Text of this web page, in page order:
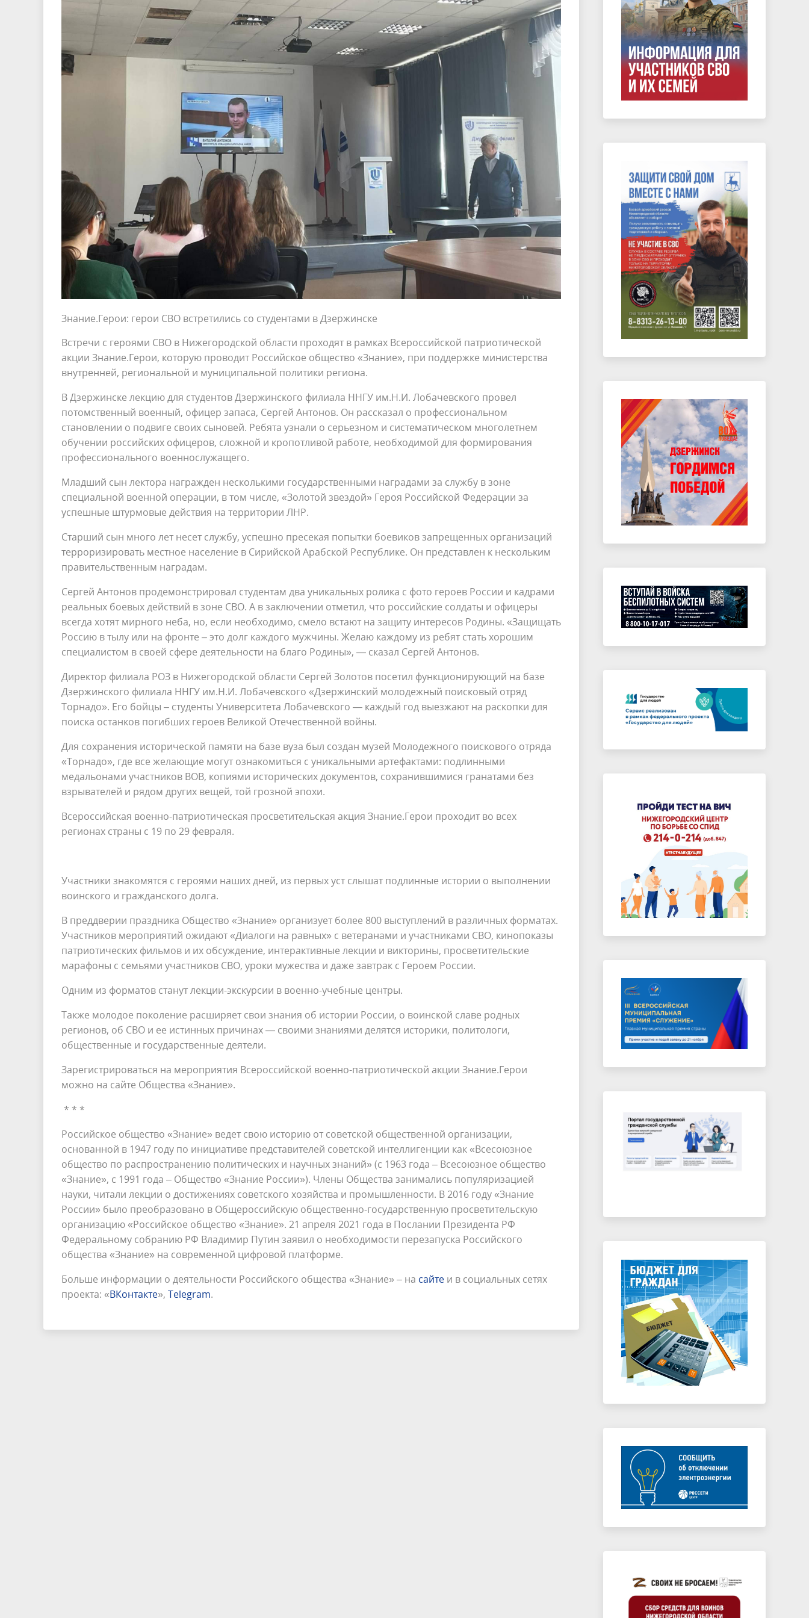
Знание.Герои: герои СВО встретились со студентами в Дзержинске
Встречи с героями СВО в Нижегородской области проходят в рамках Всероссийской патриотической
акции Знание.Герои, которую проводит Российское общество «Знание», при поддержке министерства
внутренней, региональной и муниципальной политики региона.
В Дзержинске лекцию для студентов Дзержинского филиала ННГУ им.Н.И. Лобачевского провел
потомственный военный, офицер запаса, Сергей Антонов. Он рассказал о профессиональном
становлении о подвиге своих сыновей. Ребята узнали о серьезном и систематическом многолетнем
обучении российских офицеров, сложной и кропотливой работе, необходимой для формирования
профессионального военнослужащего.
Младший сын лектора награжден несколькими государственными наградами за службу в зоне
специальной военной операции, в том числе, «Золотой звездой» Героя Российской Федерации за
успешные штурмовые действия на территории ЛНР.
Старший сын много лет несет службу, успешно пресекая попытки боевиков запрещенных организаций
терроризировать местное население в Сирийской Арабской Республике. Он представлен к нескольким
правительственным наградам.
Сергей Антонов продемонстрировал студентам два уникальных ролика с фото героев России и кадрами
реальных боевых действий в зоне СВО. А в заключении отметил, что российские солдаты и офицеры
всегда хотят мирного неба, но, если необходимо, смело встают на защиту интересов Родины. «Защищать
Россию в тылу или на фронте – это долг каждого мужчины. Желаю каждому из ребят стать хорошим
специалистом в своей сфере деятельности на благо Родины», — сказал Сергей Антонов.
Директор филиала РОЗ в Нижегородской области Сергей Золотов посетил функционирующий на базе
Дзержинского филиала ННГУ им.Н.И. Лобачевского «Дзержинский молодежный поисковый отряд
Торнадо». Его бойцы – студенты Университета Лобачевского — каждый год выезжают на раскопки для
поиска останков погибших героев Великой Отечественной войны.
Для сохранения исторической памяти на базе вуза был создан музей Молодежного поискового отряда
«Торнадо», где все желающие могут ознакомиться с уникальными артефактами: подлинными
медальонами участников ВОВ, копиями исторических документов, сохранившимися гранатами без
взрывателей и рядом других вещей, той грозной эпохи.
Всероссийская военно-патриотическая просветительская акция Знание.Герои проходит во всех
регионах страны с 19 по 29 февраля.
Участники знакомятся с героями наших дней, из первых уст слышат подлинные истории о выполнении
воинского и гражданского долга.
В преддверии праздника Общество «Знание» организует более 800 выступлений в различных форматах.
Участников мероприятий ожидают «Диалоги на равных» с ветеранами и участниками СВО, кинопоказы
патриотических фильмов и их обсуждение, интерактивные лекции и викторины, просветительские
марафоны с семьями участников СВО, уроки мужества и даже завтрак с Героем России.
Одним из форматов станут лекции-экскурсии в военно-учебные центры.
Также молодое поколение расширяет свои знания об истории России, о воинской славе родных
регионов, об СВО и ее истинных причинах — своими знаниями делятся историки, политологи,
общественные и государственные деятели.
Зарегистрироваться на мероприятия Всероссийской военно-патриотической акции Знание.Герои
можно на сайте Общества «Знание».
* * *
Российское общество «Знание» ведет свою историю от советской общественной организации,
основанной в 1947 году по инициативе представителей советской интеллигенции как «Всесоюзное
общество по распространению политических и научных знаний» (с 1963 года – Всесоюзное общество
«Знание», с 1991 года – Общество «Знание России»). Члены Общества занимались популяризацией
науки, читали лекции о достижениях советского хозяйства и промышленности. В 2016 году «Знание
России» было преобразовано в Общероссийскую общественно-государственную просветительскую
организацию «Российское общество «Знание». 21 апреля 2021 года в Послании Президента РФ
Федеральному собранию РФ Владимир Путин заявил о необходимости перезапуска Российского
общества «Знание» на современной цифровой платформе.
Больше информации о деятельности Российского общества «Знание» – на сайте и в социальных сетях
проекта: «ВКонтакте», Telegram.